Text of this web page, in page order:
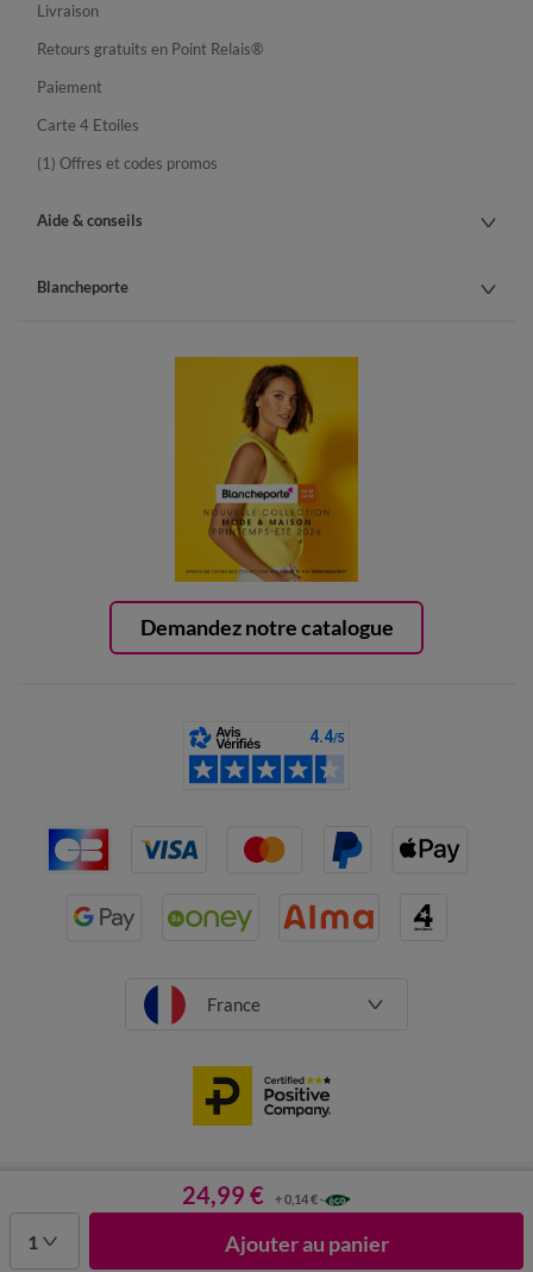
24,99 € + 0,14 €
1 Ajouter au panier
Demandez notre catalogue
Livraison
Retours gratuits en Point Relais®
Paiement
Carte 4 Etoiles
(1) Offres et codes promos
Aide & conseils
Blancheporte
France
Mentions légales Données personnelles